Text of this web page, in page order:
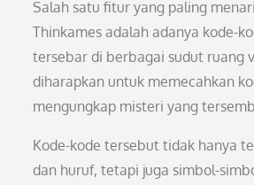
Salah satu fitur yang paling
Thinkames adalah adanya kode-
tersebar di berbagai sudut ruang
diharapkan untuk memecahkan
mengungkap misteri yang
Kode-kode tersebut tidak hanya
dan huruf, tetapi juga simbol-